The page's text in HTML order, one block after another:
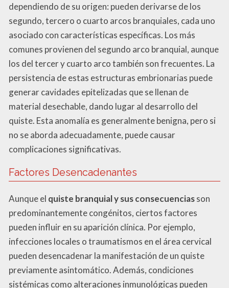
dependiendo de su origen: pueden derivarse de los
segundo, tercero o cuarto arcos branquiales, cada uno
asociado con características específicas. Los más
comunes provienen del segundo arco branquial, aunque
los del tercer y cuarto arco también son frecuentes. La
persistencia de estas estructuras embrionarias puede
generar cavidades epitelizadas que se llenan de
material desechable, dando lugar al desarrollo del
quiste. Esta anomalía es generalmente benigna, pero si
no se aborda adecuadamente, puede causar
complicaciones significativas.
Factores Desencadenantes
Aunque el quiste branquial y sus consecuenciasson
predominantemente congénitos, ciertos factores
pueden influir en su aparición clínica. Por ejemplo,
infecciones locales o traumatismos en el área cervical
pueden desencadenar la manifestación de un quiste
previamente asintomático. Además, condiciones
sistémicas como alteraciones inmunológicas pueden